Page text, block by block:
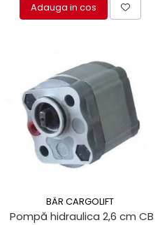
Adauga in cos
Bar Cargolift
BÄR CARGOLIFT
Pompă hidraulica 2,6 cm